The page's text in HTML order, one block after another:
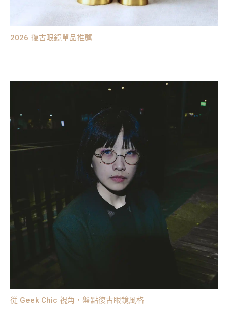
2026 復古眼鏡單品推薦
從 Geek Chic 視角，盤點復古眼鏡風格